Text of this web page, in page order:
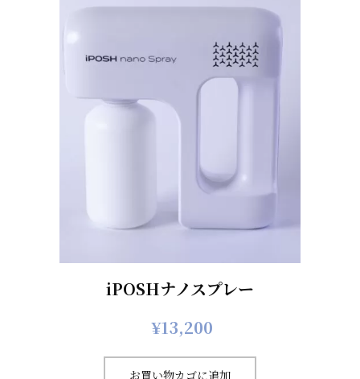
iPOSHナノスプレー
¥13,200
お買い物カゴに追加